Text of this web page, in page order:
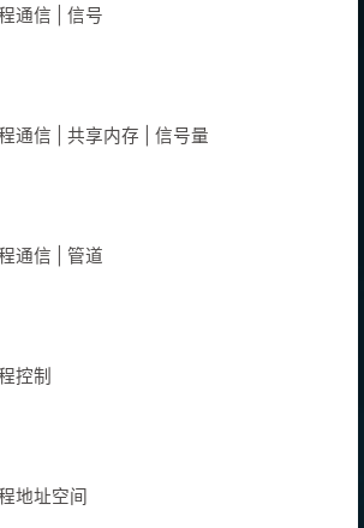
通信 | 信号
通信 | 共享内存 | 信号量
通信 | 管道
控制
地址空间